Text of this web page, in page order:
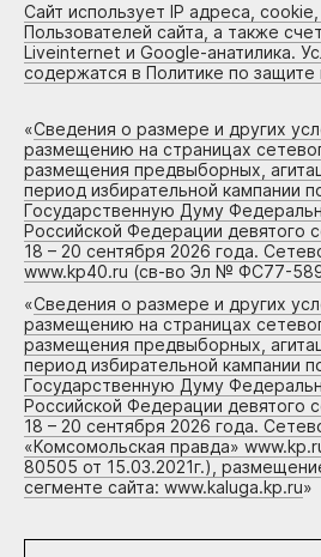
Сайт использует IP адреса,
Пользователей сайта, а также
Liveinternet и Google-анатилика.
содержатся в Политике по
«Сведения о размере и других
размещению на страницах
размещения предвыборных,
период избирательной кампании
Государственную Думу
Российской Федерации девятого
18 – 20 сентября 2026 года.
www.kp40.ru (св-во Эл № ФС77-
«Сведения о размере и других
размещению на страницах
размещения предвыборных,
период избирательной кампании
Государственную Думу
Российской Федерации девятого
18 – 20 сентября 2026 года.
«Комсомольская правда»
80505 от 15.03.2021г.),
сегменте сайта: www.kaluga.kp.ru»